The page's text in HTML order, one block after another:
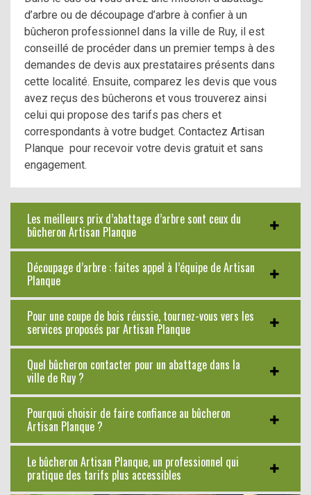
d’arbre ou de découpage d’arbre à confier à un
bûcheron professionnel dans la ville de Ruy, il est
conseillé de procéder dans un premier temps à des
demandes de devis aux prestataires présents dans
cette localité. Ensuite, comparez les devis que vous
avez reçus des bûcherons et vous trouverez ainsi
celui qui propose des tarifs pas chers et
correspondants à votre budget. Contactez Artisan
Planque pour recevoir votre devis gratuit et sans
engagement.
Les meilleurs prix d’abattage d’arbre sont ceux du
bûcheron Artisan Planque
Découpage d’arbre : faites appel à l’équipe de Artisan
Planque
Pour une coupe de bois réussie, tournez-vous vers les
services proposés par Artisan Planque
Quel bûcheron contacter pour un abattage dans la
ville de Ruy ?
Pourquoi choisir de faire confiance au bûcheron
Artisan Planque ?
Le bûcheron Artisan Planque, un professionnel qui
pratique des tarifs plus accessibles